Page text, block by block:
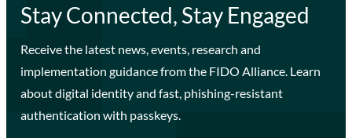
Stay Connected, Stay Engaged
Receive the latest news, events, research and
implementation guidance from the FIDO Alliance. Learn
about digital identity and fast, phishing-resistant
authentication with passkeys.